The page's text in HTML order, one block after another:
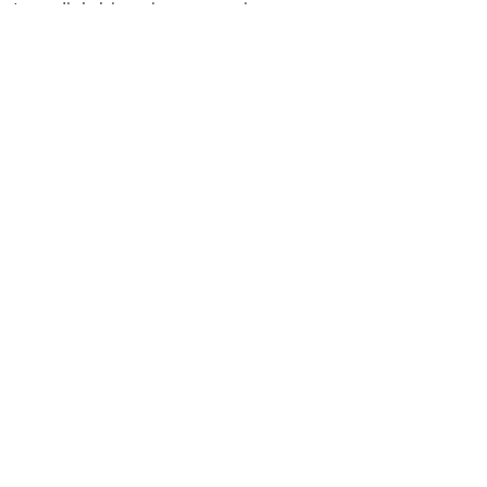
dich hier ein, um meine